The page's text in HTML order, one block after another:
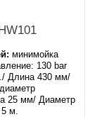
минимойка
130 bar
Длина 430 мм/
25 мм/ Диаметр
м.